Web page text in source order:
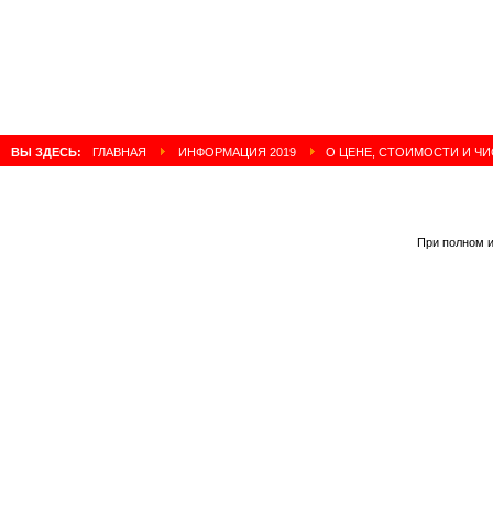
ВЫ ЗДЕСЬ: ГЛАВНАЯ ИНФОРМАЦИЯ 2019 О ЦЕНЕ, СТОИМОСТИ И
При полном